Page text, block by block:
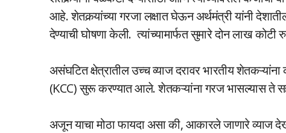
आहे. शेतकर्‍यांच्या गरजा लक्षात घेऊन अर्थमंत्री यांनी
देण्याची घोषणा केली. त्यांच्यामार्फत सुमारे दोन लाख
असंघटित क्षेत्रातील उच्च व्याज दरावर भारतीय
(KCC) सुरू करण्यात आले. शेतकऱ्यांना गरज भासल्यास ते
अजून याचा मोठा फायदा असा की, आकारले जाणारे व्याज